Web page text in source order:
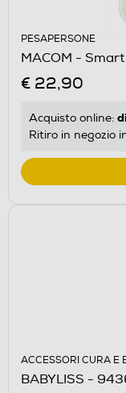
PESAPERSONE
MACOM -
€ 22,90
Acquisto online:
Ritiro in negozio
ACCESSORI CURA E
BABYLISS -